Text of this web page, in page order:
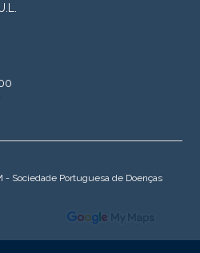
- Sociedade Portuguesa de Doenças